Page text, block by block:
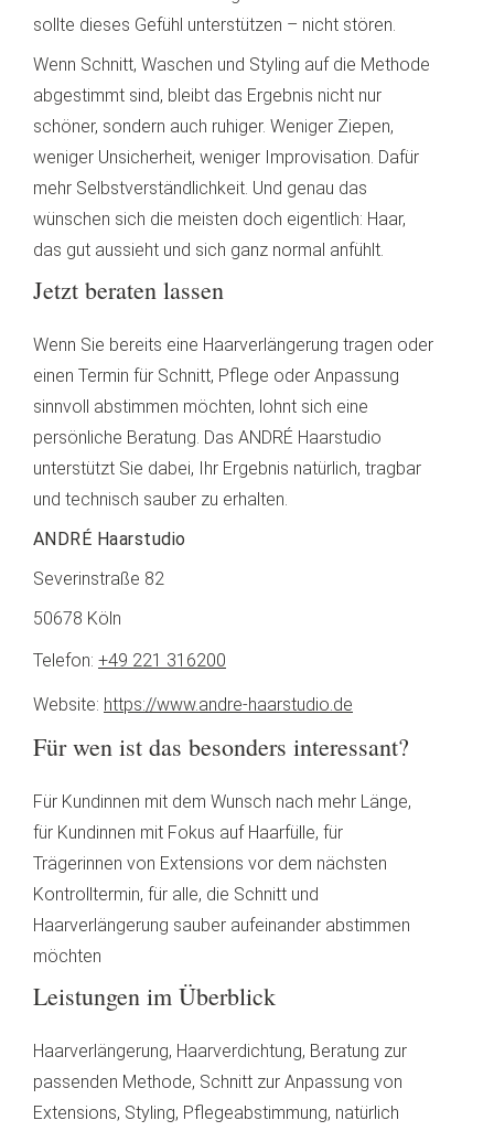
sollte dieses Gefühl unterstützen – nicht stören.
Wenn Schnitt, Waschen und Styling auf die Methode
abgestimmt sind, bleibt das Ergebnis nicht nur
schöner, sondern auch ruhiger. Weniger Ziepen,
weniger Unsicherheit, weniger Improvisation. Dafür
mehr Selbstverständlichkeit. Und genau das
wünschen sich die meisten doch eigentlich: Haar,
das gut aussieht und sich ganz normal anfühlt.
Jetzt beraten lassen
Wenn Sie bereits eine Haarverlängerung tragen oder
einen Termin für Schnitt, Pflege oder Anpassung
sinnvoll abstimmen möchten, lohnt sich eine
persönliche Beratung. Das ANDRÉ Haarstudio
unterstützt Sie dabei, Ihr Ergebnis natürlich, tragbar
und technisch sauber zu erhalten.
ANDRÉ Haarstudio
Severinstraße 82
50678 Köln
Telefon: +49 221 316200
Website: https://www.andre-haarstudio.de
Für wen ist das besonders interessant?
Für Kundinnen mit dem Wunsch nach mehr Länge,
für Kundinnen mit Fokus auf Haarfülle, für
Trägerinnen von Extensions vor dem nächsten
Kontrolltermin, für alle, die Schnitt und
Haarverlängerung sauber aufeinander abstimmen
möchten
Leistungen im Überblick
Haarverlängerung, Haarverdichtung, Beratung zur
passenden Methode, Schnitt zur Anpassung von
Extensions, Styling, Pflegeabstimmung, natürlich